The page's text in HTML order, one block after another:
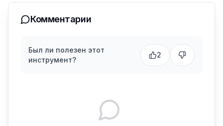
Комментарии
Был ли полезен этот
инструмент?
2